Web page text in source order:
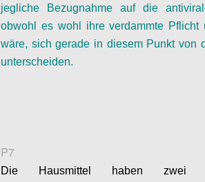
jegliche Bezugnahme auf die
obwohl es wohl ihre verdammte Pflicht
wäre, sich gerade in diesem Punkt von
unterscheiden.
P7
Die Hausmittel haben zwei